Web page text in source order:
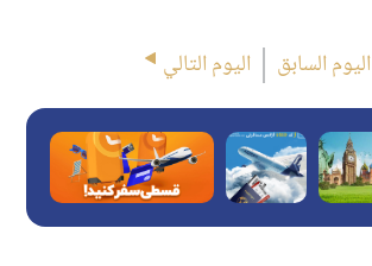
اليوم السابق اليوم التالي